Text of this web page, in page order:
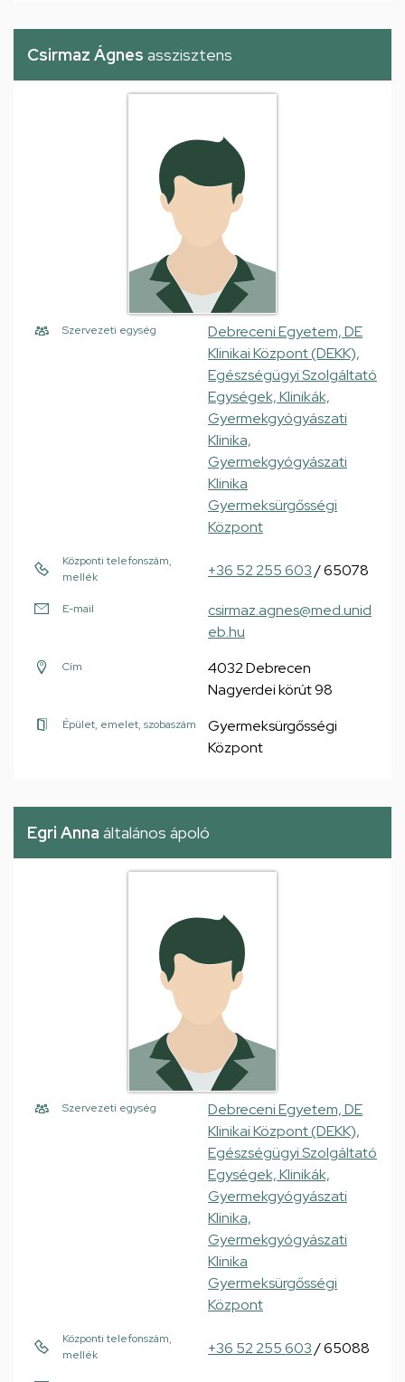
Csirmaz Ágnes asszisztens
Szervezeti egység
Debreceni Egyetem, DE
Klinikai Központ (DEKK),
Egészségügyi Szolgáltató
Egységek, Klinikák,
Gyermekgyógyászati
Klinika,
Gyermekgyógyászati
Klinika
Gyermeksürgősségi
Központ
Központi telefonszám,
mellék
+36 52 255 603/ 65078
E-mail
csirmaz.agnes@med.unid
eb.hu
Cím
4032 Debrecen
Nagyerdei körút 98
Épület, emelet, szobaszám
Gyermeksürgősségi
Központ
Egri Anna általános ápoló
Szervezeti egység
Debreceni Egyetem, DE
Klinikai Központ (DEKK),
Egészségügyi Szolgáltató
Egységek, Klinikák,
Gyermekgyógyászati
Klinika,
Gyermekgyógyászati
Klinika
Gyermeksürgősségi
Központ
Központi telefonszám,
mellék
+36 52 255 603/ 65088